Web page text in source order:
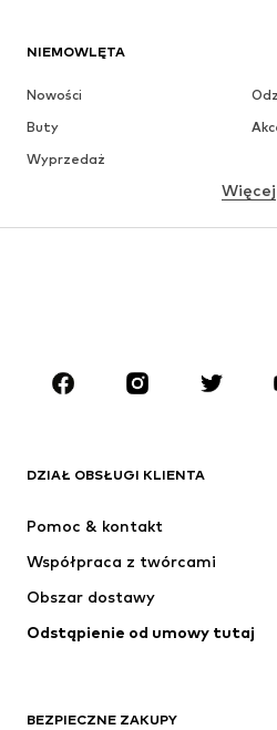
NIEMOWLĘTA
Nowości
Buty
Wyprzedaż
MARKI
Next
NAME IT
Więcej
DZIAŁ OBSŁUGI KLIENTA
Pomoc & kontakt
Współpraca z twórcami
Obszar dostawy
Odstąpienie od umowy tutaj
BEZPIECZNE ZAKUPY